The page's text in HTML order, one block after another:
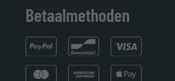
Betaalmethoden